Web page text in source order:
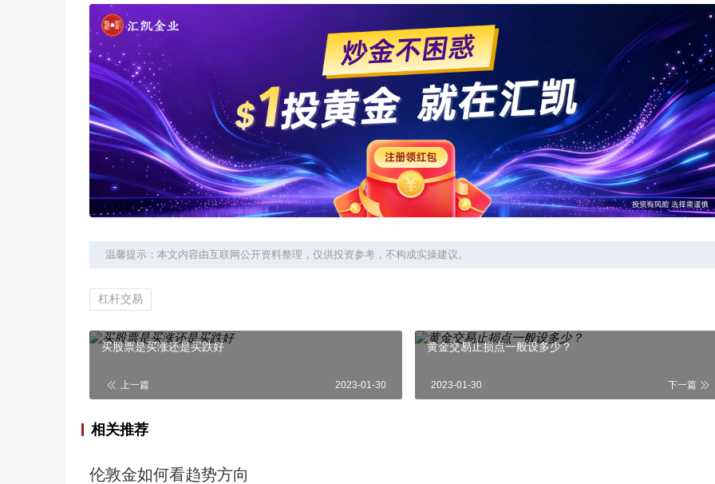
温馨提示：本文内容由互联网公开资料整理，仅供投资参考，不构成实操建议。
杠杆交易
买股票是买涨还是买跌好
上一篇 2023-01-30
黄金交易止损点一般设多少？
2023-01-30 下一篇
相关推荐
伦敦金如何看趋势方向